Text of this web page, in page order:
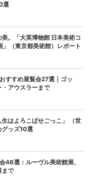
選
。「大英博物館 日本美術コ
絵画」（東京都美術館）レポート
すすめ展覧会27選｜ゴッ
アウスラーまで
はよろこばせごっこ」 （世
グッズ10選
46選：ルーヴル美術館展、
まで